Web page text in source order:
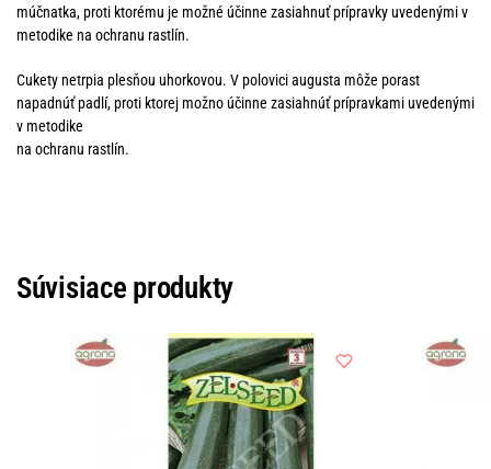
múčnatka, proti ktorému je možné účinne zasiahnuť prípravky uvedenými v
metodike na ochranu rastlín.
Cukety netrpia plesňou uhorkovou. V polovici augusta môže porast
napadnúť padlí, proti ktorej možno účinne zasiahnúť prípravkami uvedenými
v metodike
na ochranu rastlín.
Súvisiace produkty